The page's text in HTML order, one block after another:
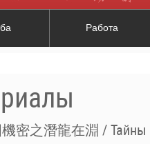
Работа
密之潛龍在淵 / Тайны